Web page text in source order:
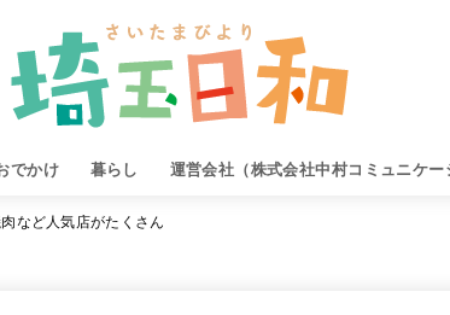
でかけ 暮らし 運営会社（株式会社中村コミュニケー
など人気店がたくさん